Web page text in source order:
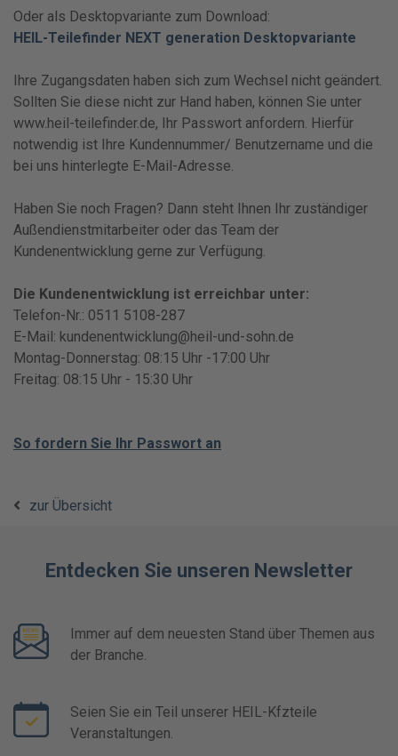
Oder als Desktopvariante zum Download:
HEIL-Teilefinder NEXT generation Desktopvariante
Ihre Zugangsdaten haben sich zum Wechsel nicht geändert.
Sollten Sie diese nicht zur Hand haben, können Sie unter
www.heil-teilefinder.de, Ihr Passwort anfordern. Hierfür
notwendig ist Ihre Kundennummer/ Benutzername und die
bei uns hinterlegte E-Mail-Adresse.
Haben Sie noch Fragen? Dann steht Ihnen Ihr zuständiger
Außendienstmitarbeiter oder das Team der
Kundenentwicklung gerne zur Verfügung.
Die Kundenentwicklung ist erreichbar unter:
Telefon-Nr.: 0511 5108-287
E-Mail: kundenentwicklung@heil-und-sohn.de
Montag-Donnerstag: 08:15 Uhr -17:00 Uhr
Freitag: 08:15 Uhr - 15:30 Uhr
So fordern Sie Ihr Passwort an
zur Übersicht
Entdecken Sie unseren Newsletter
Immer auf dem neuesten Stand über Themen aus
der Branche.
Seien Sie ein Teil unserer HEIL-Kfzteile
Veranstaltungen.